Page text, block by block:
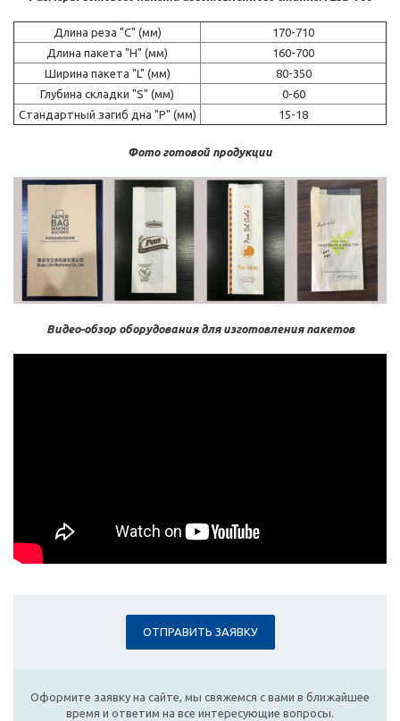
Длина реза "C" (мм)
170-710
Длина пакета "H" (мм)
160-700
Ширина пакета "L" (мм)
80-350
Глубина складки "S" (мм)
0-60
Стандартный загиб дна "P" (мм)
15-18
Фото готовой продукции
Видео-обзор оборудования для изготовления пакетов
ОТПРАВИТЬ ЗАЯВКУ
Оформите заявку на сайте, мы свяжемся с вами в ближайшее
время и ответим на все интересующие вопросы.